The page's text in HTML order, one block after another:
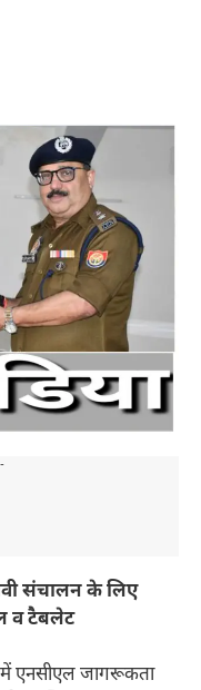
संचालन के लिए
व टैबलेट
में एनसीएल जागरूकता